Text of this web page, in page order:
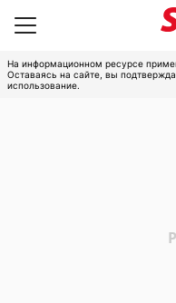
На информационном ресурсе
Оставаясь на сайте, вы
использование.